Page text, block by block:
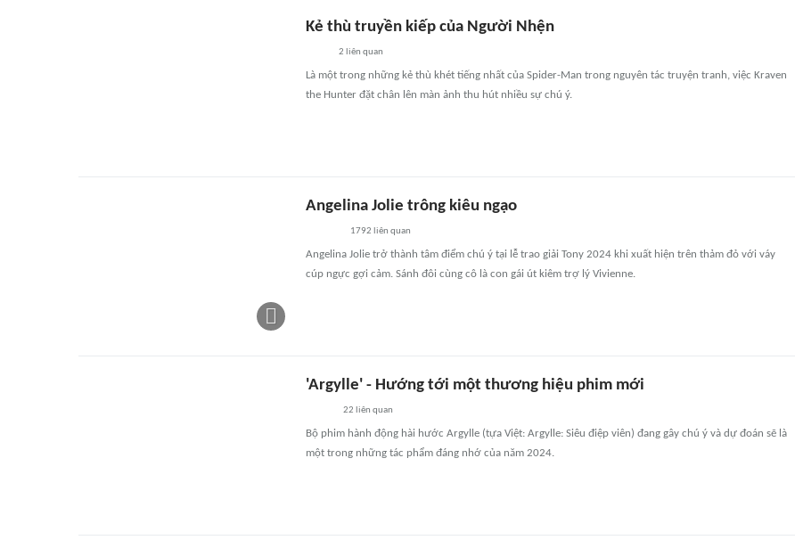
Kẻ thù truyền kiếp của Người Nhện
2 liên quan
Là một trong những kẻ thù khét tiếng nhất của Spider-Man trong nguyên tác truyện tranh, việc Kraven
the Hunter đặt chân lên màn ảnh thu hút nhiều sự chú ý.
Angelina Jolie trông kiêu ngạo
1792 liên quan
Angelina Jolie trở thành tâm điểm chú ý tại lễ trao giải Tony 2024 khi xuất hiện trên thảm đỏ với váy
cúp ngực gợi cảm. Sánh đôi cùng cô là con gái út kiêm trợ lý Vivienne.
'Argylle' - Hướng tới một thương hiệu phim mới
22 liên quan
Bộ phim hành động hài hước Argylle (tựa Việt: Argylle: Siêu điệp viên) đang gây chú ý và dự đoán sẽ là
một trong những tác phẩm đáng nhớ của năm 2024.